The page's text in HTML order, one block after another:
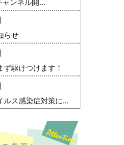
ャンネル開...
らせ
ず駆けつけます！
ルス感染症対策に...